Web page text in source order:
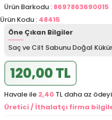
Ürün Barkodu : 8697863690015
Ürün Kodu : 48415
Öne Çıkan Bilgiler
Saç ve Cilt Sabunu Doğal
120,00 TL
Havale ile 2,40 TL daha az
Üretici / İthalatçı firma